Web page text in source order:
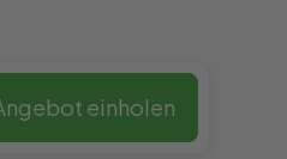
einholen